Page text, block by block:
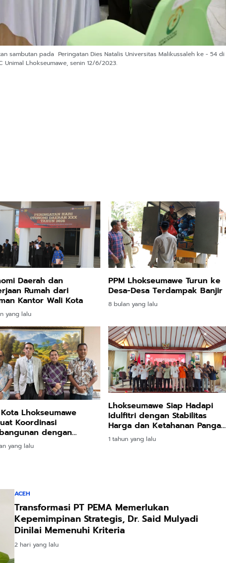
sambutan pada Peringatan Dies Natalis Universitas Malikussaleh ke - 54 di
Unimal Lhokseumawe, senin 12/6/2023.
Daerah dan
Rumah dari
Kantor Wali Kota
yang lalu
PPM Lhokseumawe Turun ke
Desa-Desa Terdampak Banjir
8 bulan yang lalu
Lhokseumawe
Koordinasi
dengan
Infrastruktur
yang lalu
Lhokseumawe Siap Hadapi
Idulfitri dengan Stabilitas
Harga dan Ketahanan Pangan
yang Kuat
1 tahun yang lalu
ACEH
Transformasi PT PEMA Memerlukan
Kepemimpinan Strategis, Dr. Said Mulyadi
Dinilai Memenuhi Kriteria
2 hari yang lalu